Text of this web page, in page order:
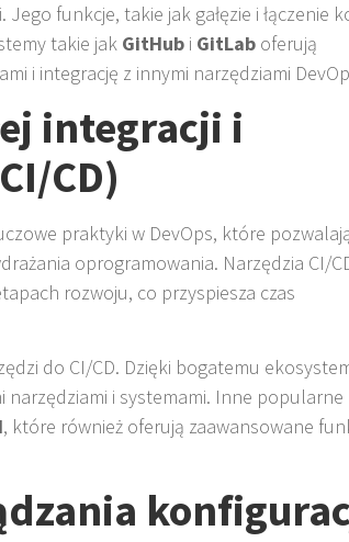
funkcje, takie jak gałęzie i łączenie
takie jak GitHub i GitLab oferują
i integrację z innymi narzędziami
integracji i
CD)
praktyki w DevOps, które
oprogramowania. Narzędzia CI/
rozwoju, co przyspiesza czas
do CI/CD. Dzięki bogatemu
i systemami. Inne popularne
, które również oferują zaawansowane